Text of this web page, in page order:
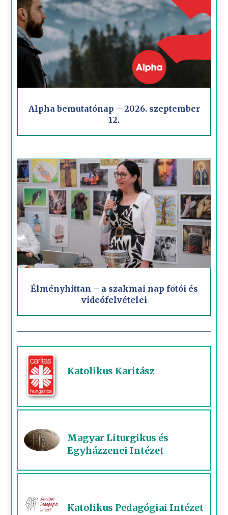
Alpha bemutatónap – 2026. szeptember
12.
Élményhittan – a szakmai nap fotói és
videófelvételei
Katolikus Karitász
Magyar Liturgikus és
Egyházzenei Intézet
Katolikus Pedagógiai Intézet